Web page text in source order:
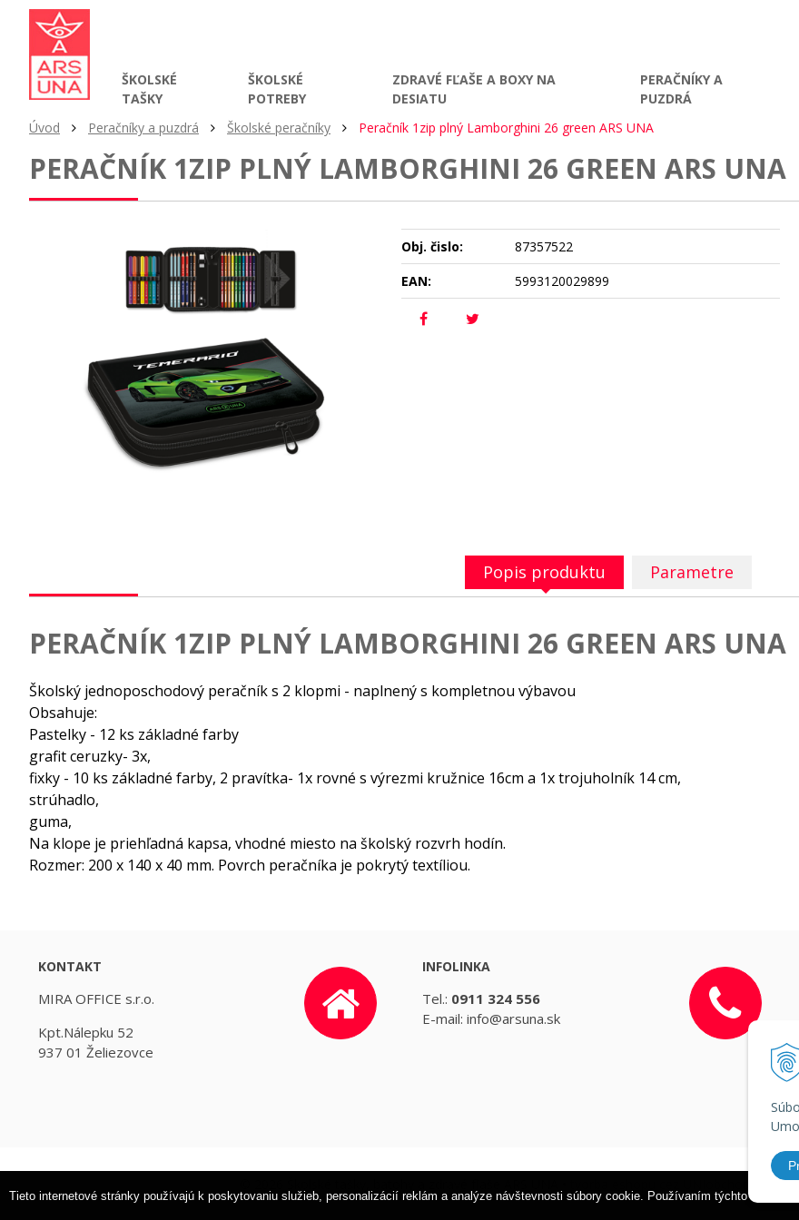
ŠKOLSKÉ
TAŠKY
ŠKOLSKÉ
POTREBY
ZDRAVÉ FĽAŠE A BOXY NA
DESIATU
PERAČNÍKY A
PUZDRÁ
Úvod
Peračníky a puzdrá Školské peračníky Peračník 1zip plný Lamborghini 26 green ARS UNA
PERAČNÍK 1ZIP PLNÝ LAMBORGHINI 26 GREEN ARS UNA
Obj. čislo:
87357522
EAN:
5993120029899
Popis produktu Parametre
PERAČNÍK 1ZIP PLNÝ LAMBORGHINI 26 GREEN ARS UNA
Školský jednoposchodový peračník s 2 klopmi - naplnený s kompletnou výbavou
Obsahuje:
Pastelky - 12 ks základné farby
grafit ceruzky- 3x,
fixky - 10 ks základné farby, 2 pravítka- 1x rovné s výrezmi kružnice 16cm a 1x trojuholník 14 cm,
strúhadlo,
guma,
Na klope je priehľadná kapsa, vhodné miesto na školský rozvrh hodín.
Rozmer: 200 x 140 x 40 mm. Povrch peračníka je pokrytý textíliou.
KONTAKT
MIRA OFFICE s.r.o.
Kpt.Nálepku 52
937 01 Želiezovce
INFOLINKA
Tel.: 0911 324 556
E-mail: info@arsuna.sk
Tieto internetové stránky používajú k poskytovaniu služieb, personalizácií reklám a analýze návštevnosti súbory cookie. Používaním týchto